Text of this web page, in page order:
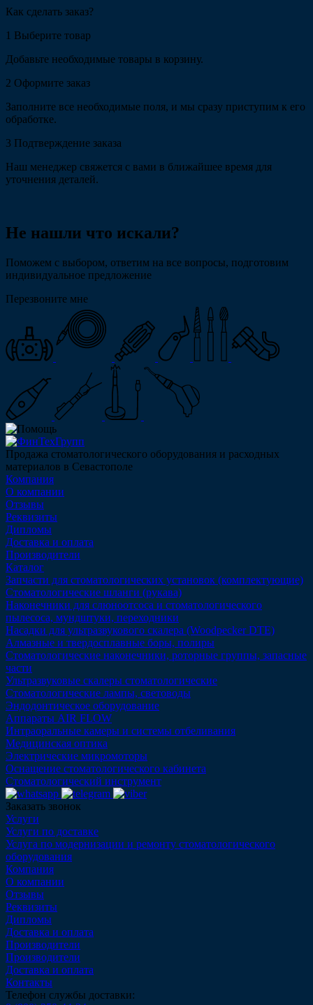
Как сделать заказ?
1 Выберите товар
Добавьте необходимые товары в корзину.
2 Оформите заказ
Заполните все необходимые поля, и мы сразу приступим к его
обработке.
3 Подтверждение заказа
Наш менеджер свяжется с вами в ближайшее время для
уточнения деталей.
Не нашли что искали?
Поможем с выбором, ответим на все вопросы, подготовим
индивидуальное предложение
Перезвоните мне
Продажа стоматологического оборудования и расходных
материалов в Севастополе
Компания
О компании
Отзывы
Реквизиты
Дипломы
Доставка и оплата
Производители
Каталог
Запчасти для стоматологических установок (комплектующие)
Стоматологические шланги (рукава)
Наконечники для слюноотсоса и стоматологического
пылесоса, мундштуки, переходники
Насадки для ультразвукового скалера (Woodpecker DTE)
Алмазные и твердосплавные боры, полиры
Стоматологические наконечники, роторные группы, запасные
части
Ультразвуковые скалеры стоматологические
Стоматологические лампы, световоды
Эндодонтическое оборудование
Аппараты AIR FLOW
Интраоральные камеры и системы отбеливания
Медицинская оптика
Электрические микромоторы
Оснащение стоматологического кабинета
Стоматологический инструмент
Заказать звонок
Услуги
Услуги по доставке
Услуга по модернизации и ремонту стоматологического
оборудования
Компания
О компании
Отзывы
Реквизиты
Дипломы
Доставка и оплата
Производители
Производители
Доставка и оплата
Контакты
Телефон службы доставки: